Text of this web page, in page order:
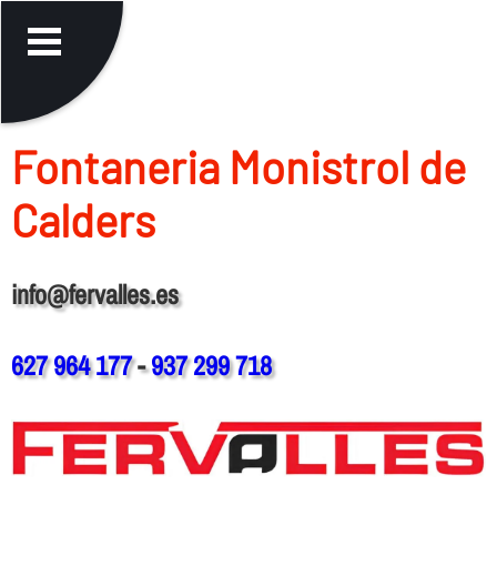
Fontaneria Monistrol de
Calders
info@fervalles.es
627 964 177-937 299 718